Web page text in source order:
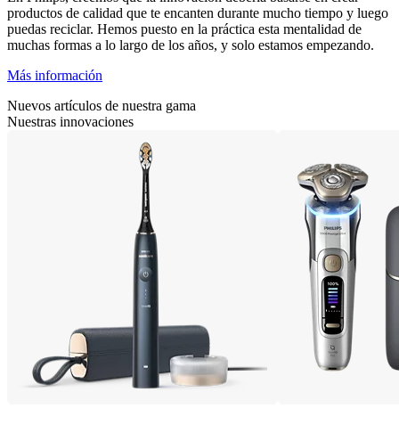
productos de calidad que te encanten durante mucho tiempo y luego
puedas reciclar. Hemos puesto en la práctica esta mentalidad de
muchas formas a lo largo de los años, y solo estamos empezando.
Más información
Nuevos artículos de nuestra gama
Nuestras innovaciones